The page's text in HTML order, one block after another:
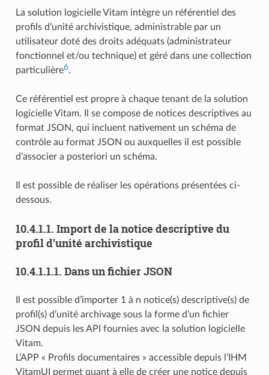
La solution logicielle Vitam intègre un référentiel des
profils d’unité archivistique, administrable par un
utilisateur doté des droits adéquats (administrateur
fonctionnel et/ou technique) et géré dans une collection
particulière6.
Ce référentiel est propre à chaque tenant de la solution
logicielle Vitam. Il se compose de notices descriptives au
format JSON, qui incluent nativement un schéma de
contrôle au format JSON ou auxquelles il est possible
d’associer a posteriori un schéma.
Il est possible de réaliser les opérations présentées ci-
dessous.
10.4.1.1. Import de la notice descriptive du
profil d’unité archivistique
10.4.1.1.1. Dans un fichier JSON
Il est possible d’importer 1 à n notice(s) descriptive(s) de
profil(s) d’unité archivage sous la forme d’un fichier
JSON depuis les API fournies avec la solution logicielle
Vitam.
L’APP « Profils documentaires » accessible depuis l’IHM
VitamUI permet quant à elle de créer une notice depuis